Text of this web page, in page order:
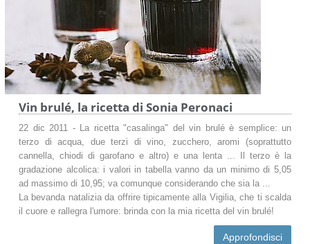
Vin brulé, la ricetta di Sonia Peronaci
22 dic 2011 - La ricetta "casalinga" del vin brulé è semplice: un
terzo di acqua, due terzi di vino, zucchero, aromi (soprattutto
cannella, chiodi di garofano e altro) e una lenta ... Il terzo è la
gradazione alcolica: i valori in tabella vanno da un minimo di 5,05
ad massimo di 10,95; va comunque considerando che sia la ...
La bevanda natalizia da offrire tipicamente alla Vigilia, che ti scalda
il cuore e rallegra l'umore: brinda con la mia ricetta del vin brulé!
Approfondisci